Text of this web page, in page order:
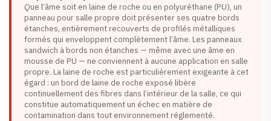
Que l’âme soit en laine de roche ou en polyuréthane (PU), un
panneau pour salle propre doit présenter ses quatre bords
étanches, entièrement recouverts de profilés métalliques
formés qui enveloppent complètement l’âme. Les panneaux
sandwich à bords non étanches — même avec une âme en
mousse de PU — ne conviennent à aucune application en salle
propre. La laine de roche est particulièrement exigeante à cet
égard : un bord de laine de roche exposé libère
continuellement des fibres dans l’intérieur de la salle, ce qui
constitue automatiquement un échec en matière de
contamination dans tout environnement réglementé.